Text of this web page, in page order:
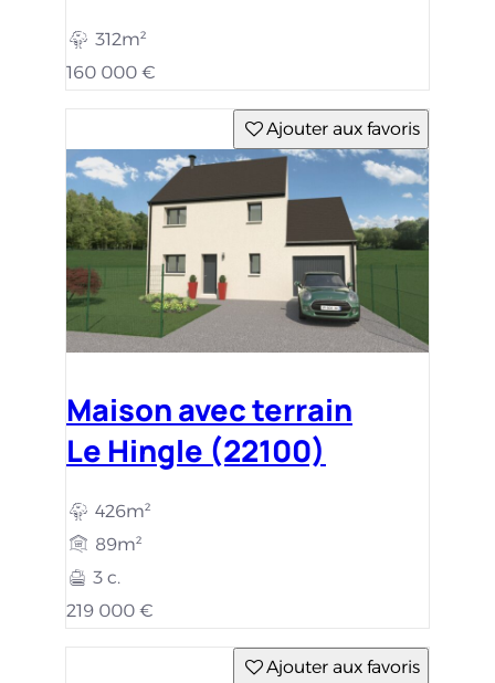
312m²
160 000 €
Ajouter aux favoris
Maison avec terrain
Le Hingle (22100)
426m²
89m²
3 c.
219 000 €
Ajouter aux favoris